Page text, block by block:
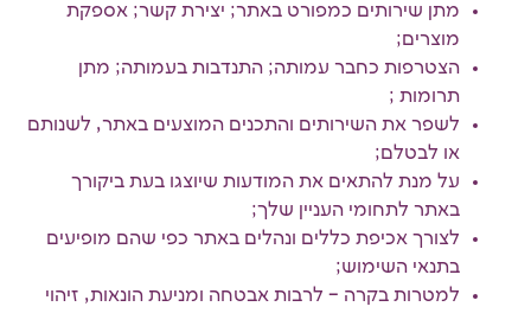
מתן שירותים כמפורט באתר; יצירת קשר; אספקת
מוצרים;
הצטרפות כחבר עמותה; התנדבות בעמותה; מתן
תרומות ;
לשפר את השירותים והתכנים המוצעים באתר, לשנותם
או לבטלם;
על מנת להתאים את המודעות שיוצגו בעת ביקורך
באתר לתחומי העניין שלך;
לצורך אכיפת כללים ונהלים באתר כפי שהם מופיעים
בתנאי השימוש;
למטרות בקרה – לרבות אבטחה ומניעת הונאות, זיהוי